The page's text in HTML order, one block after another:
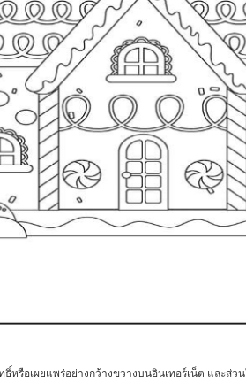
รือเผยแพร่อย่างกว้างขวางบนอินเทอร์เน็ต และ